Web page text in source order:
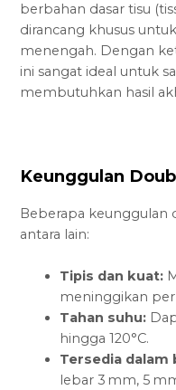
berbahan dasar tisu
dirancang khusus
menengah. Dengan
ini sangat ideal untuk
membutuhkan hasil
Keunggulan
Beberapa keunggulan
antara lain:
Tipis dan kuat:
meninggikan
Tahan suhu:
hingga 120°C.
Tersedia dalam
lebar 3 mm, 5